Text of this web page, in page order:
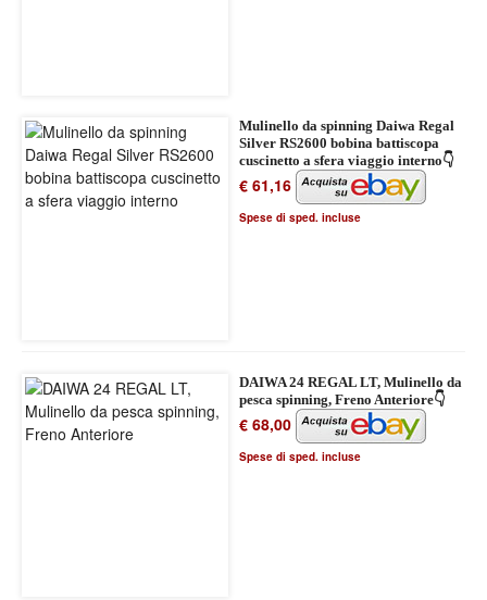
Mulinello da spinning Daiwa Regal
Silver RS2600 bobina battiscopa
cuscinetto a sfera viaggio interno👇
€ 61,16
Spese di sped. incluse
DAIWA 24 REGAL LT, Mulinello da
pesca spinning, Freno Anteriore👇
€ 68,00
Spese di sped. incluse